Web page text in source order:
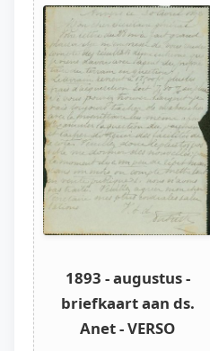
1893 - augustus -
briefkaart aan ds.
Anet - VERSO